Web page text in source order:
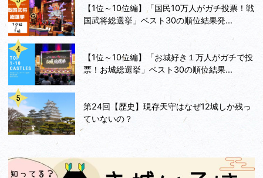
【1位～10位編】「国民10万人がガチ投票！戦
国武将総選挙」ベスト30の順位結果発...
【1位～10位編】「お城好き１万人がガチで投
票！お城総選挙」ベスト30の順位結果...
第24回【歴史】現存天守はなぜ12城しか残っ
ていないの？